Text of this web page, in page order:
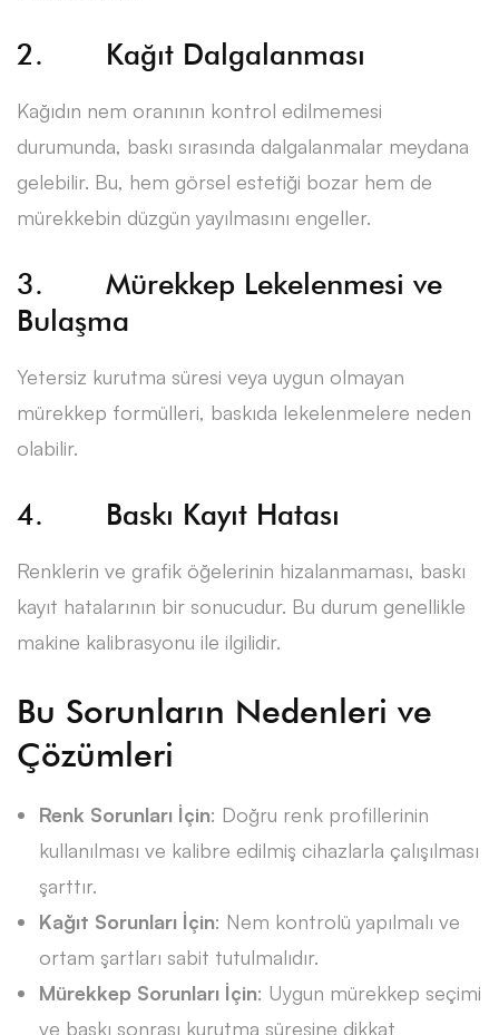
2. Kağıt Dalgalanması
Kağıdın nem oranının kontrol edilmemesi
durumunda, baskı sırasında dalgalanmalar meydana
gelebilir. Bu, hem görsel estetiği bozar hem de
mürekkebin düzgün yayılmasını engeller.
3. Mürekkep Lekelenmesi ve
Bulaşma
Yetersiz kurutma süresi veya uygun olmayan
mürekkep formülleri, baskıda lekelenmelere neden
olabilir.
4. Baskı Kayıt Hatası
Renklerin ve grafik öğelerinin hizalanmaması, baskı
kayıt hatalarının bir sonucudur. Bu durum genellikle
makine kalibrasyonu ile ilgilidir.
Bu Sorunların Nedenleri ve
Çözümleri
Renk Sorunları İçin: Doğru renk profillerinin
kullanılması ve kalibre edilmiş cihazlarla çalışılması
şarttır.
Kağıt Sorunları İçin: Nem kontrolü yapılmalı ve
ortam şartları sabit tutulmalıdır.
Mürekkep Sorunları İçin: Uygun mürekkep seçimi
ve baskı sonrası kurutma süresine dikkat